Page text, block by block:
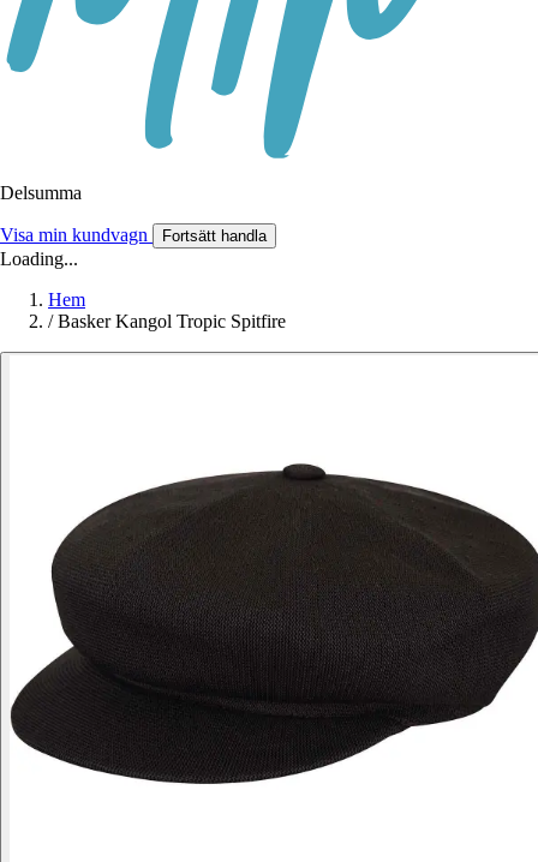
Delsumma
Visa min kundvagn Fortsätt handla
Loading...
Hem
/ Basker Kangol Tropic Spitfire